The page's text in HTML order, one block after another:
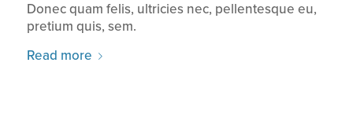
Donec quam felis, ultricies nec, pellentesque eu,
pretium quis, sem.
Read more